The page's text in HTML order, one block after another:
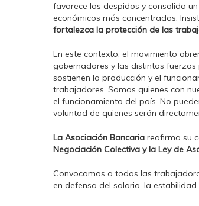
favorece los despidos y consolida
económicos más concentrados.
fortalezca la protección de las
En este contexto, el movimiento
gobernadores y las distintas
sostienen la producción y el
trabajadores. Somos quienes con
el funcionamiento del país. No
voluntad de quienes serán
La Asociación Bancaria reafirma su
Negociación Colectiva y la Ley de
Convocamos a todas las
en defensa del salario, la